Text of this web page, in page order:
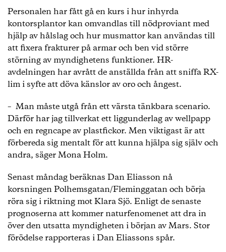
Personalen har fått gå en kurs i hur inhyrda
kontorsplantor kan omvandlas till nödproviant med
hjälp av hålslag och hur musmattor kan användas till
att fixera frakturer på armar och ben vid större
störning av myndighetens funktioner. HR-
avdelningen har avrått de anställda från att sniffa RX-
lim i syfte att döva känslor av oro och ångest.
– Man måste utgå från ett värsta tänkbara scenario.
Därför har jag tillverkat ett liggunderlag av wellpapp
och en regncape av plastfickor. Men viktigast är att
förbereda sig mentalt för att kunna hjälpa sig själv och
andra, säger Mona Holm.
Senast måndag beräknas Dan Eliasson nå
korsningen Polhemsgatan/Fleminggatan och börja
röra sig i riktning mot Klara Sjö. Enligt de senaste
prognoserna att kommer naturfenomenet att dra in
över den utsatta myndigheten i början av Mars. Stor
förödelse rapporteras i Dan Eliassons spår.